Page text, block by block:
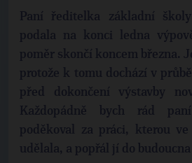
Paní ředitelka základní
podala na konci ledna
poměr skončí koncem března.
protože k tomu dochází v
před dokončení výstavby
Každopádně bych rád
poděkoval za práci, kterou
udělala, a popřál jí do budoucna